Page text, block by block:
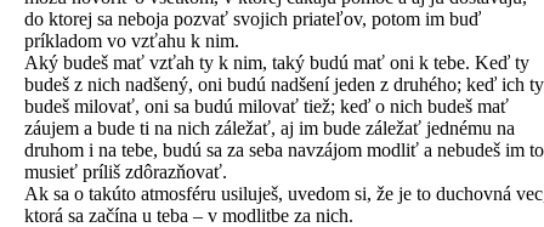
do ktorej sa neboja pozvať svojich priateľov, potom im buď
príkladom vo vzťahu k nim.
Aký budeš mať vzťah ty k nim, taký budú mať oni k tebe. Keď ty
budeš z nich nadšený, oni budú nadšení jeden z druhého; keď ich ty
budeš milovať, oni sa budú milovať tiež; keď o nich budeš mať
záujem a bude ti na nich záležať, aj im bude záležať jednému na
druhom i na tebe, budú sa za seba navzájom modliť a nebudeš im to
musieť príliš zdôrazňovať.
Ak sa o takúto atmosféru usiluješ, uvedom si, že je to duchovná
ktorá sa začína u teba – v modlitbe za nich.